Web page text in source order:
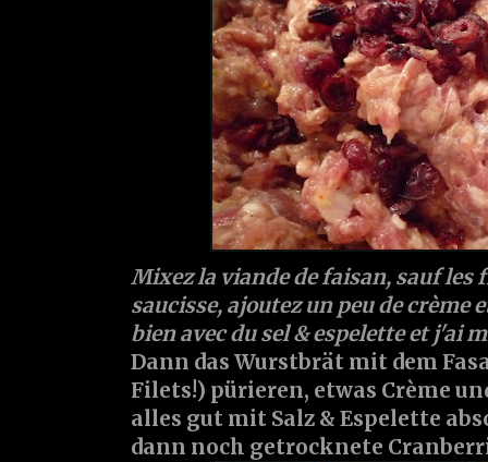
Mixez la viande de faisan, sauf les
saucisse, ajoutez un peu de crème
bien avec du sel & espelette et j'ai
Dann das Wurstbrät mit dem
Filets!) pürieren, etwas Crème
alles gut mit Salz & Espelette
dann noch getrocknete